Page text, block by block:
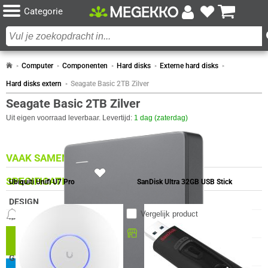
Categorie
Computer Componenten Hard disks Externe hard disks
Hard disks extern Seagate Basic 2TB Zilver
Seagate Basic 2TB Zilver
Uit eigen voorraad leverbaar. Levertijd: 1 dag (zaterdag)
129,-
Beschikbaar in onze
Megekko Shop Breda
Nu bestellen morgen in huis!
Vergelijk product
SPECIFICATIES
DESIGN
Eigenschap
Kleur Product Zilver
Eigenschap Waarde
Busgevoed
GEWICHT EN OMVANG
VAAK SAMEN GEKOCHT MET
Ubiquiti Unifi U7 Pro SanDisk Ultra 32GB USB Stick